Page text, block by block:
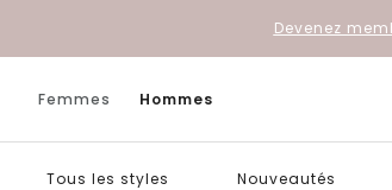
Devenez
Femmes Hommes
Tous les styles Nouveautés